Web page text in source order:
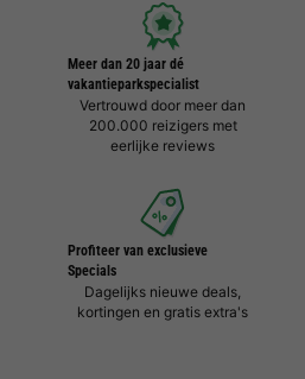
Meer dan 20 jaar dé
vakantieparkspecialist
Vertrouwd door meer dan
200.000 reizigers met
eerlijke reviews
Profiteer van exclusieve
Specials
Dagelijks nieuwe deals,
kortingen en gratis extra's